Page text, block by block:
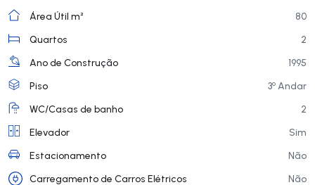
Área Útil m²
80
Quartos
2
Ano de Construção
1995
Piso
3o Andar
WC/Casas de banho
2
Elevador
Sim
Estacionamento
Não
Carregamento de Carros Elétricos
Não